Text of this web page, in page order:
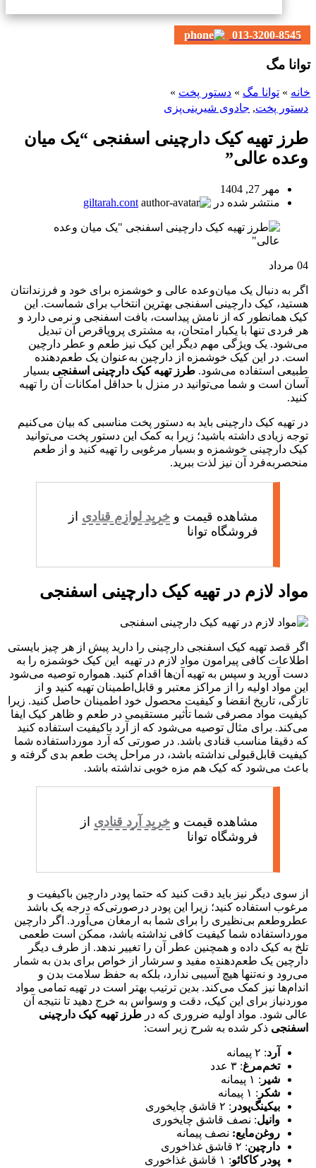
013-3200-8545
توانا مگ
خانه » توانا مگ » دستور پخت »
دستور پخت, جادوی شیرینی‌پزی
طرز تهیه کیک دارچینی اسفنجی “یک میان
وعده عالی”
مهر 27, 1404
منتشر شده در
giltarah.cont
04 مرداد
اگر به دنبال یک میان‌وعده عالی و خوشمزه برای خود و فرزندانتان
هستید، کیک دارچینی اسفنجی بهترین انتخاب برای شماست. این
کیک همانطور که از نامش پیداست، بافت اسفنجی و نرمی دارد و
هر فردی تنها با یکبار امتحان، به مشتری پروپاقرص آن تبدیل
می‌شود. یک ویژگی مهم دیگر این کیک نیز طعم و عطر دارچین
است. در این کیک خوشمزه از دارچین به‌عنوان یک طعم‌دهنده
طبیعی استفاده می‌شود. طرز تهیه کیک دارچینی اسفنجی بسیار
آسان است و شما می‌توانید در منزل با حداقل امکانات آن را تهیه
کنید.
در تهیه کیک دارچینی باید به دستور پخت مناسبی که بیان می‌کنیم
توجه زیادی داشته باشید؛ زیرا به کمک این دستور پخت می‌توانید
کیک دارچینی خوشمزه و بسیار مرغوبی را تهیه کنید و از طعم
منحصربه‌فرد آن نیز لذت ببرید.
مشاهده قیمت و خرید لوازم قنادی از
فروشگاه توانا
مواد لازم در تهیه کیک دارچینی اسفنجی
اگر قصد تهیه کیک اسفنجی دارچینی را دارید پیش از هر چیز بایستی
اطلاعات کافی پیرامون مواد لازم در تهیه این کیک خوشمزه را به
دست آورید و سپس به تهیه آن‌ها اقدام کنید. همواره توصیه می‌شود
این مواد اولیه را از مراکز معتبر و قابل‌اطمینان تهیه کنید و از
تازگی، تاریخ انقضا و کیفیت محصول خود اطمینان حاصل کنید. زیرا
کیفیت مواد مصرفی شما تأثیر مستقیمی در طعم و ظاهر کیک ایفا
می‌کند. برای مثال توصیه می‌شود که از آرد باکیفیت استفاده کنید
که دقیقا مناسب قنادی باشد. در صورتی که آرد مورداستفاده شما
کیفیت قابل‌قبولی نداشته باشد، در مراحل پخت طعم بدی گرفته و
باعث می‌شود که کیک هم مزه خوبی نداشته باشد.
مشاهده قیمت و خرید آرد قنادی از
فروشگاه توانا
از سوی دیگر نیز باید دقت کنید که حتما پودر دارچین باکیفیت و
مرغوب استفاده کنید؛ زیرا این پودر درصورتی‌که درجه یک باشد
عطروطعم بی‌نظیری را برای شما به ارمغان می‌آورد. اگر دارچین
مورداستفاده شما کیفیت کافی نداشته باشد، ممکن است طعمی
تلخ به کیک داده و همچنین عطر آن را تغییر ندهد. از طرف دیگر
دارچین یک طعم‌دهنده مفید و سرشار از خواص برای بدن به شمار
می‌رود و نه‌تنها هیچ آسیبی ندارد، بلکه به حفظ سلامت بدن و
اندام‌ها نیز کمک می‌کند. بدین ترتیب بهتر است در تهیه تمامی مواد
موردنیاز برای این کیک، دقت و وسواس به خرج دهید تا نتیجه آن
عالی شود. مواد اولیه ضروری که در طرز تهیه کیک دارچینی
اسفنجی ذکر شده به شرح زیر است:
آرد: ۲ پیمانه
تخم‌مرغ: ۳ عدد
شیر : ۱ پیمانه
شکر : ۱ پیمانه
بیکینگ‌پودر : ۲ قاشق چایخوری
وانیل: نصف قاشق چایخوری
روغن‌مایع: نصف پیمانه
دارچین: ۲ قاشق غذاخوری
پودرکاکائو: ۱ قاشق غذاخوری